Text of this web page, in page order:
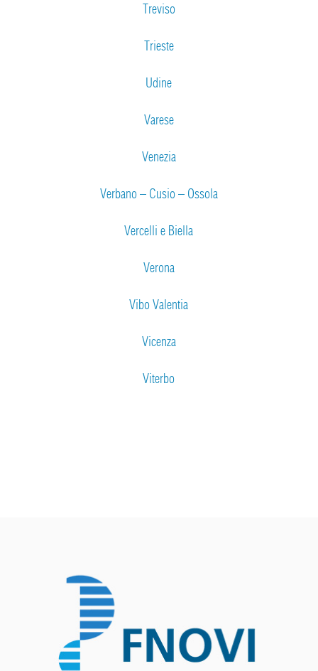
Treviso
Trieste
Udine
Varese
Venezia
Verbano – Cusio – Ossola
Vercelli e Biella
Verona
Vibo Valentia
Vicenza
Viterbo